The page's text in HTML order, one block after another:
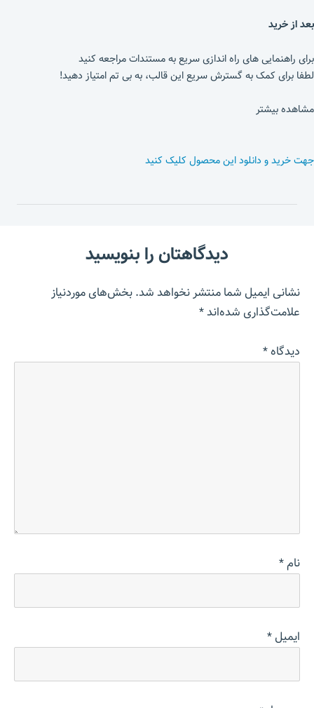
بعد از خرید
برای راهنمایی های راه اندازی سریع به مستندات مراجعه کنید
لطفا برای کمک به گسترش سریع این قالب، به بی تم امتیاز دهید!
مشاهده بیشتر
جهت خرید و دانلود این محصول کلیک کنید
دیدگاهتان را بنویسید
نشانی ایمیل شما منتشر نخواهد شد.بخش‌های موردنیاز
علامت‌گذاری شده‌اند*
دیدگاه*
نام*
ایمیل*